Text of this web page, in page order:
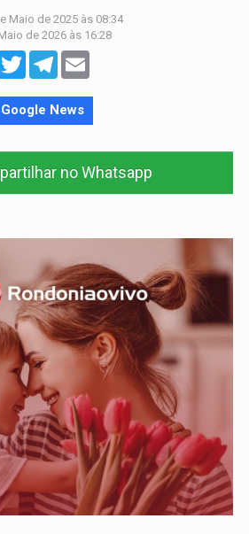
Maio de 2025 às 08:34
de 2026 às 16:28
TwitterTelegram
News
no Whatsapp